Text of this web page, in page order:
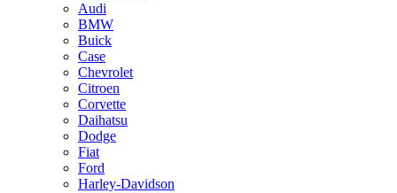
Audi
BMW
Buick
Case
Chevrolet
Citroen
Corvette
Daihatsu
Dodge
Fiat
Ford
Harley-Davidson